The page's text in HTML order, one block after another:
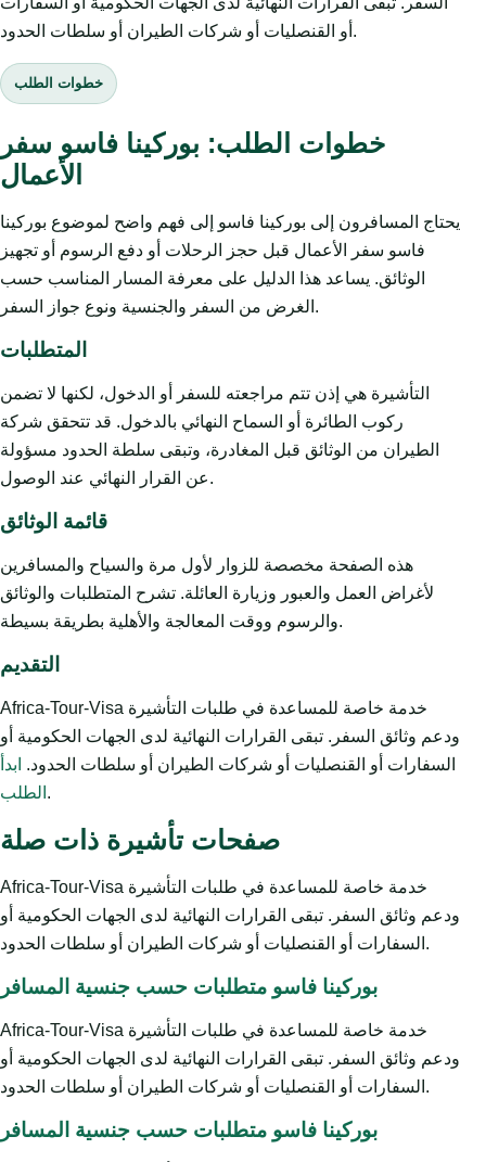
أو القنصليات أو شركات الطيران أو سلطات الحدود.
خطوات الطلب
خطوات الطلب: بوركينا فاسو سفر
الأعمال
يحتاج المسافرون إلى بوركينا فاسو إلى فهم واضح لموضوع بوركينا
فاسو سفر الأعمال قبل حجز الرحلات أو دفع الرسوم أو تجهيز
الوثائق. يساعد هذا الدليل على معرفة المسار المناسب حسب
الغرض من السفر والجنسية ونوع جواز السفر.
المتطلبات
التأشيرة هي إذن تتم مراجعته للسفر أو الدخول، لكنها لا تضمن
ركوب الطائرة أو السماح النهائي بالدخول. قد تتحقق شركة
الطيران من الوثائق قبل المغادرة، وتبقى سلطة الحدود مسؤولة
عن القرار النهائي عند الوصول.
قائمة الوثائق
هذه الصفحة مخصصة للزوار لأول مرة والسياح والمسافرين
لأغراض العمل والعبور وزيارة العائلة. تشرح المتطلبات والوثائق
والرسوم ووقت المعالجة والأهلية بطريقة بسيطة.
التقديم
Africa-Tour-Visa خدمة خاصة للمساعدة في طلبات التأشيرة
ودعم وثائق السفر. تبقى القرارات النهائية لدى الجهات الحكومية أو
السفارات أو القنصليات أو شركات الطيران أو سلطات الحدود. ابدأ
الطلب .
صفحات تأشيرة ذات صلة
Africa-Tour-Visa خدمة خاصة للمساعدة في طلبات التأشيرة
ودعم وثائق السفر. تبقى القرارات النهائية لدى الجهات الحكومية أو
السفارات أو القنصليات أو شركات الطيران أو سلطات الحدود.
بوركينا فاسو متطلبات حسب جنسية المسافر
Africa-Tour-Visa خدمة خاصة للمساعدة في طلبات التأشيرة
ودعم وثائق السفر. تبقى القرارات النهائية لدى الجهات الحكومية أو
السفارات أو القنصليات أو شركات الطيران أو سلطات الحدود.
بوركينا فاسو متطلبات حسب جنسية المسافر